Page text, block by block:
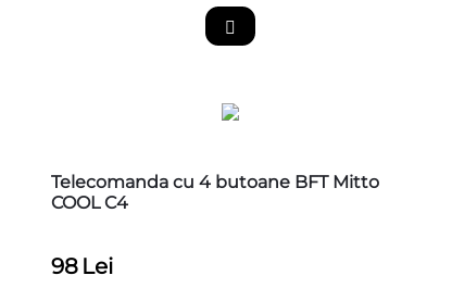
Telecomanda cu 4 butoane BFT Mitto
COOL C4
98 Lei